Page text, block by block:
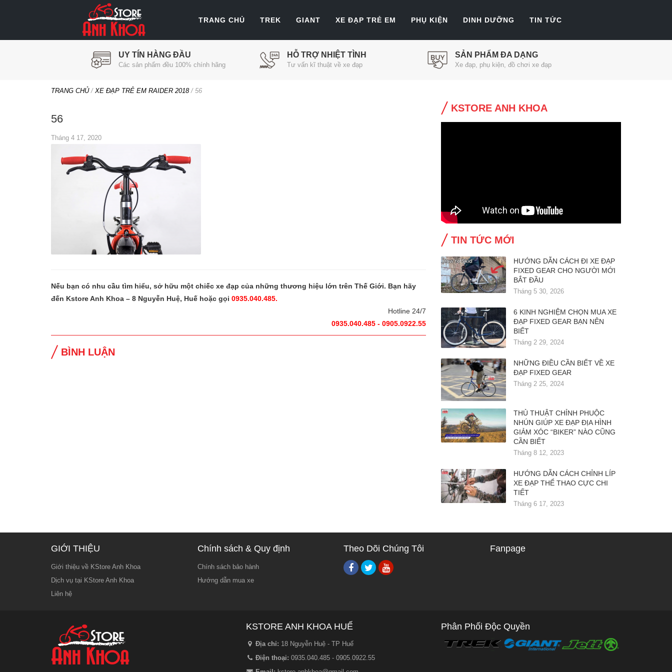
TRANG CHỦ TREK GIANT XE ĐẠP TRẺ EM PHỤ KIỆN DINH DƯỠNG TIN TỨC
UY TÍN HÀNG ĐẦU
Các sản phẩm đều 100% chính hãng
HỖ TRỢ NHIỆT TÌNH
Tư vấn kĩ thuật về xe đạp
SẢN PHẨM ĐA DẠNG
Xe đạp, phụ kiện, đồ chơi xe đạp
TRANG CHỦ/ XE ĐẠP TRẺ EM RAIDER 2018/ 56
56
Tháng 4 17, 2020
Nếu bạn có nhu cầu tìm hiểu, sở hữu một chiếc xe đạp của những thương hiệu lớn trên Thế Giới. Bạn hãy
đến Kstore Anh Khoa – 8 Nguyễn Huệ, Huế hoặc gọi 0935.040.485.
Hotline 24/7
0935.040.485 - 0905.0922.55
BÌNH LUẬN
KSTORE ANH KHOA
TIN TỨC MỚI
HƯỚNG DẪN CÁCH ĐI XE ĐẠP
FIXED GEAR CHO NGƯỜI MỚI
BẮT ĐẦU
Tháng 5 30, 2026
6 KINH NGHIỆM CHỌN MUA XE
ĐẠP FIXED GEAR BẠN NÊN
BIẾT
Tháng 2 29, 2024
NHỮNG ĐIỀU CẦN BIẾT VỀ XE
ĐẠP FIXED GEAR
Tháng 2 25, 2024
THỦ THUẬT CHỈNH PHUỘC
NHÚN GIÚP XE ĐẠP ĐỊA HÌNH
GIẢM XÓC “BIKER” NÀO CŨNG
CẦN BIẾT
Tháng 8 12, 2023
HƯỚNG DẪN CÁCH CHỈNH LÍP
XE ĐẠP THỂ THAO CỰC CHI
TIẾT
Tháng 6 17, 2023
GIỚI THIỆU
Giới thiệu về KStore Anh Khoa
Dịch vụ tại KStore Anh Khoa
Liên hệ
Chính sách & Quy định
Chính sách bảo hành
Hướng dẫn mua xe
Theo Dõi Chúng Tôi Fanpage
KSTORE ANH KHOA HUẾ
Địa chỉ: 18 Nguyễn Huệ - TP Huế
Điện thoại: 0935.040.485 - 0905.0922.55
Phân Phối Độc Quyền